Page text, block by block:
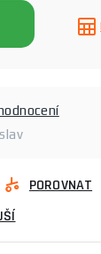
POROVNAT